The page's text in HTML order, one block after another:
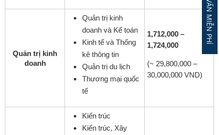
Quản trị kinh
doanh
Quản trị kinh
doanh và Kế toán
Kinh tế và Thống
kê thông tin
Quản trị du lịch
Thương mại quốc
tế
1,712,000 –
1,724,000
(~ 29,800,000 –
30,000,000 VND)
Kiến trúc
Kiến trúc, Xây